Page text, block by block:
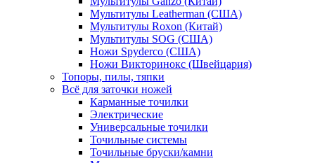
Мультитулы Leatherman (США)
Мультитулы Roxon (Китай)
Мультитулы SOG (США)
Ножи Spyderco (США)
Ножи Викторинокс (Швейцария)
Топоры, пилы, тяпки
Всё для заточки ножей
Карманные точилки
Электрические
Универсальные точилки
Точильные системы
Точильные бруски/камни